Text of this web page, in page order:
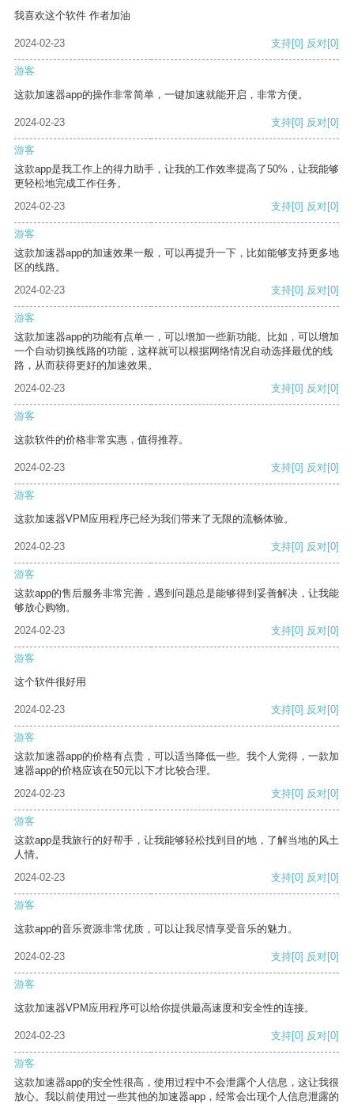
我喜欢这个软件 作者加油
2024-02-23 支持[0] 反对[0]
游客
这款加速器app的操作非常简单，一键加速就能开启，非常方便。
2024-02-23 支持[0] 反对[0]
游客
这款app是我工作上的得力助手，让我的工作效率提高了50%，让我能够
更轻松地完成工作任务。
2024-02-23
支持[0] 反对[0]
游客
这款加速器app的加速效果一般，可以再提升一下，比如能够支持更多地
区的线路。
2024-02-23
支持[0] 反对[0]
游客
这款加速器app的功能有点单一，可以增加一些新功能。比如，可以增加
一个自动切换线路的功能，这样就可以根据网络情况自动选择最优的线
路，从而获得更好的加速效果。
2024-02-23
支持[0] 反对[0]
游客
这款软件的价格非常实惠，值得推荐。
2024-02-23 支持[0] 反对[0]
游客
这款加速器VPM应用程序已经为我们带来了无限的流畅体验。
2024-02-23 支持[0] 反对[0]
游客
这款app的售后服务非常完善，遇到问题总是能够得到妥善解决，让我能
够放心购物。
2024-02-23
支持[0] 反对[0]
游客
这个软件很好用
2024-02-23 支持[0] 反对[0]
游客
这款加速器app的价格有点贵，可以适当降低一些。我个人觉得，一款加
速器app的价格应该在50元以下才比较合理。
2024-02-23
支持[0] 反对[0]
游客
这款app是我旅行的好帮手，让我能够轻松找到目的地，了解当地的风土
人情。
2024-02-23
支持[0] 反对[0]
游客
这款app的音乐资源非常优质，可以让我尽情享受音乐的魅力。
2024-02-23 支持[0] 反对[0]
游客
这款加速器VPM应用程序可以给你提供最高速度和安全性的连接。
2024-02-23 支持[0] 反对[0]
游客
这款加速器app的安全性很高，使用过程中不会泄露个人信息，这让我很
放心。我以前使用过一些其他的加速器app，经常会出现个人信息泄露的